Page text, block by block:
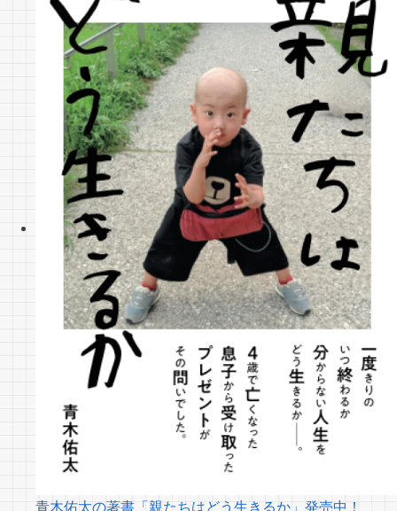
青木佑太の著書「親たちはどう生きるか」発売中！